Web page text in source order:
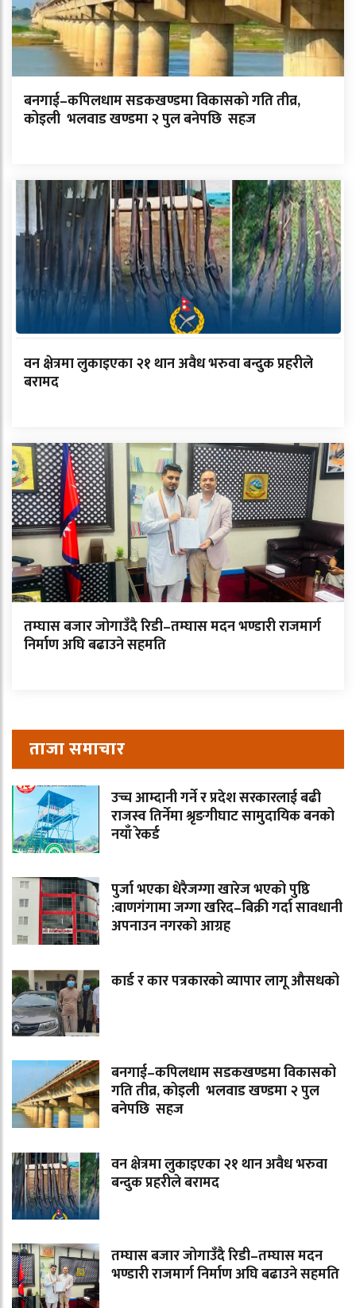
बनगाई–कपिलधाम सडकखण्डमा विकासको गति तीव्र,
कोइली भलवाड खण्डमा २ पुल बनेपछि सहज
वन क्षेत्रमा लुकाइएका २१ थान अवैध भरुवा बन्दुक प्रहरीले
बरामद
तम्घास बजार जोगाउँदै रिडी–तम्घास मदन भण्डारी राजमार्ग
निर्माण अघि बढाउने सहमति
ताजा समाचार
उच्च आम्दानी गर्ने र प्रदेश सरकारलाई बढी
राजस्व तिर्नेमा श्रृङगीघाट सामुदायिक बनको
नयाँ रेकर्ड
पुर्जा भएका धेरैजग्गा खारेज भएको पुष्ठि
:बाणगंगामा जग्गा खरिद–बिक्री गर्दा सावधानी
अपनाउन नगरको आग्रह
कार्ड र कार पत्रकारको व्यापार लागू औसधको
बनगाई–कपिलधाम सडकखण्डमा विकासको
गति तीव्र, कोइली भलवाड खण्डमा २ पुल
बनेपछि सहज
वन क्षेत्रमा लुकाइएका २१ थान अवैध भरुवा
बन्दुक प्रहरीले बरामद
तम्घास बजार जोगाउँदै रिडी–तम्घास मदन
भण्डारी राजमार्ग निर्माण अघि बढाउने सहमति